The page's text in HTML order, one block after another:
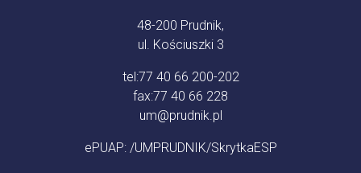
48-200 Prudnik,
ul. Kościuszki 3
tel:77 40 66 200-202
fax:77 40 66 228
um@prudnik.pl
ePUAP: /UMPRUDNIK/SkrytkaESP